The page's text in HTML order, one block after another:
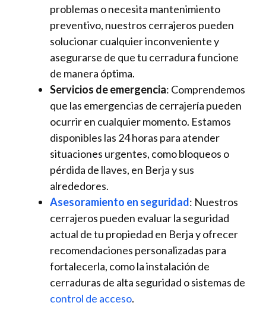
problemas o necesita mantenimiento
preventivo, nuestros cerrajeros pueden
solucionar cualquier inconveniente y
asegurarse de que tu cerradura funcione
de manera óptima.
Servicios de emergencia: Comprendemos
que las emergencias de cerrajería pueden
ocurrir en cualquier momento. Estamos
disponibles las 24 horas para atender
situaciones urgentes, como bloqueos o
pérdida de llaves, en Berja y sus
alrededores.
Asesoramiento en seguridad: Nuestros
cerrajeros pueden evaluar la seguridad
actual de tu propiedad en Berja y ofrecer
recomendaciones personalizadas para
fortalecerla, como la instalación de
cerraduras de alta seguridad o sistemas de
control de acceso.